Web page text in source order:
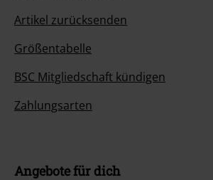
Artikel zurücksenden
Größentabelle
BSC Mitgliedschaft kündigen
Zahlungsarten
Angebote für dich